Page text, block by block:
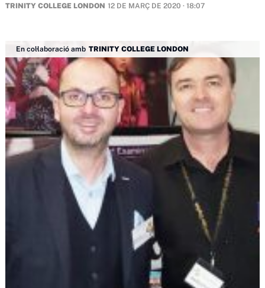
TRINITY COLLEGE LONDON 12 DE MARÇ DE 2020 · 18:07
En col·laboració amb TRINITY COLLEGE LONDON